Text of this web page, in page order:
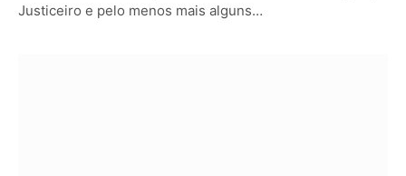
Justiceiro e pelo menos mais alguns…